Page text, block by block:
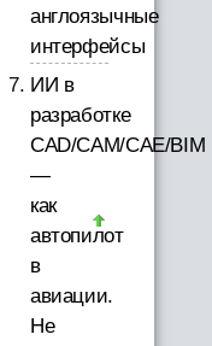
англоязычные
интерфейсы
ИИ в
разработке
CAD/CAM/CAE/BIM
—
как
автопилот
в
авиации.
Не